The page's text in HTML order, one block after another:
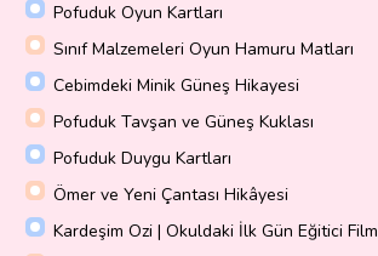
Pofuduk Oyun Kartları
Sınıf Malzemeleri Oyun Hamuru Matları
Cebimdeki Minik Güneş Hikayesi
Pofuduk Tavşan ve Güneş Kuklası
Pofuduk Duygu Kartları
Ömer ve Yeni Çantası Hikâyesi
Kardeşim Ozi | Okuldaki İlk Gün Eğitici Film